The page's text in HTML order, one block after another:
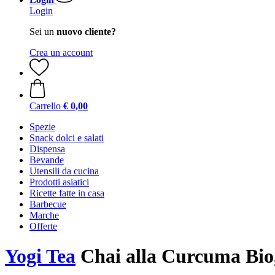
Login
Sei un nuovo cliente?
Crea un account
Carrello € 0,00
Spezie
Snack dolci e salati
Dispensa
Bevande
Utensili da cucina
Prodotti asiatici
Ricette fatte in casa
Barbecue
Marche
Offerte
Yogi Tea Chai alla Curcuma